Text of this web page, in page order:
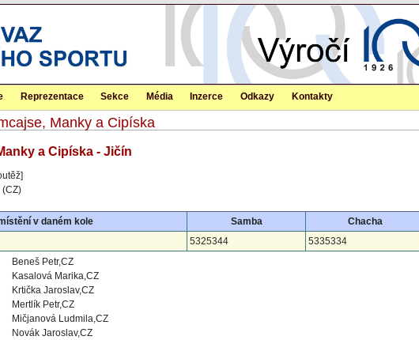
Reprezentace Sekce Média Inzerce Odkazy Kontakty
Manky a Cipíska
a Cipíska - Jičín
(CZ)
v daném kole Samba Chacha
5325344 5335334
Beneš Petr,CZ
Kasalová Marika,CZ
Krtička Jaroslav,CZ
Mertlík Petr,CZ
Mičjanová Ludmila,CZ
Novák Jaroslav,CZ